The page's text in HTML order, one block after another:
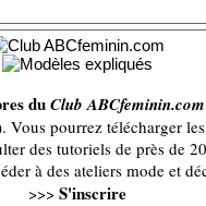
duClub ABCfeminin.com
Vous pourrez télécharger
des tutoriels de près de
à des ateliers mode et
>>> S'inscrire